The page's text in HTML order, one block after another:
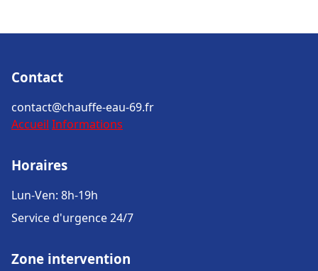
Contact
contact@chauffe-eau-69.fr
Accueil Informations
Horaires
Lun-Ven: 8h-19h
Service d'urgence 24/7
Zone intervention